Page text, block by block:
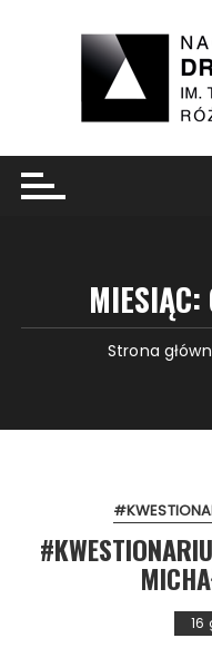
MIESIĄC:
Strona
16